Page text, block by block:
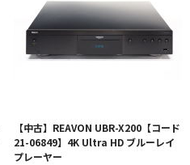
【中古】REAVON UBR-X200【コード
21-06849】4K Ultra HD ブルーレイ
プレーヤー